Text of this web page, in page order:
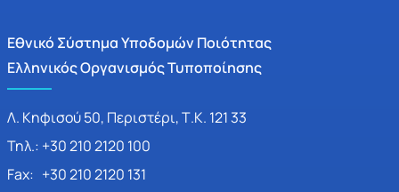
Εθνικό Σύστημα Υποδομών Ποιότητας
Ελληνικός Οργανισμός Τυποποίησης
Λ. Κηφισού 50, Περιστέρι, Τ.Κ. 121 33
Τηλ.: +30 210 2120 100
Fax: +30 210 2120 131